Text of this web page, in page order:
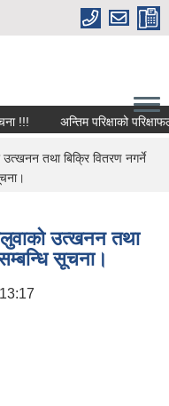
!!! अन्तिम परिक्षाको
तथा बिक्रि वितरण नगर्ने
उत्खनन तथा
सूचना।